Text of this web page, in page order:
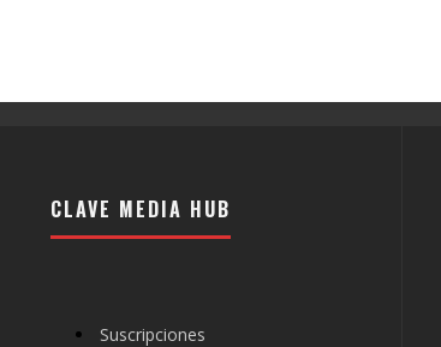
CLAVE MEDIA HUB
Suscripciones